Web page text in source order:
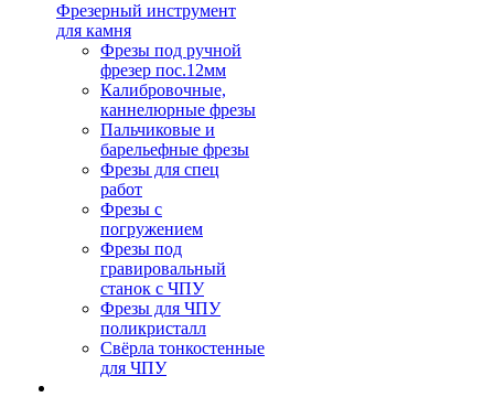
Фрезерный инструмент
для камня
Фрезы под ручной
фрезер пос.12мм
Калибровочные,
каннелюрные фрезы
Пальчиковые и
барельефные фрезы
Фрезы для спец
работ
Фрезы с
погружением
Фрезы под
гравировальный
станок с ЧПУ
Фрезы для ЧПУ
поликристалл
Свёрла тонкостенные
для ЧПУ